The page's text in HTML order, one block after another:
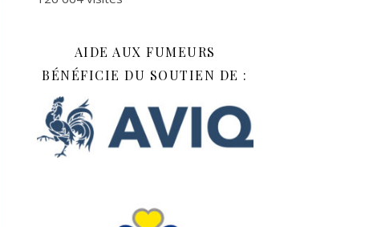
AIDE AUX FUMEURS
BÉNÉFICIE DU SOUTIEN DE :